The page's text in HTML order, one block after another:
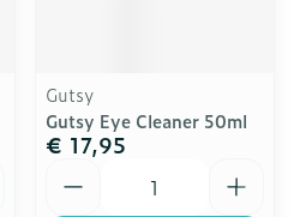
Gutsy
Gutsy Eye Cleaner 50ml
€ 17,95